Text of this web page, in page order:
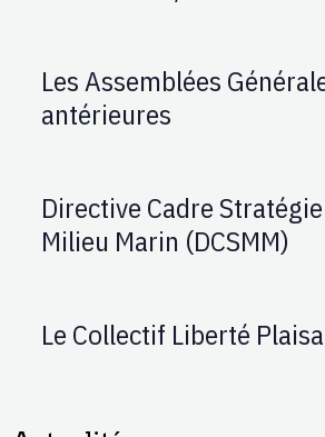
Les Assemblées
antérieures
Directive Cadre
Milieu Marin (DCSMM)
Le Collectif Liberté